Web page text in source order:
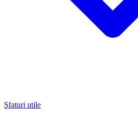
Sfaturi utile